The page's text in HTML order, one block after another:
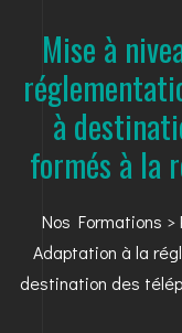
Mise à
à
formés à la
Nos Formations >
Adaptation à la
destination des